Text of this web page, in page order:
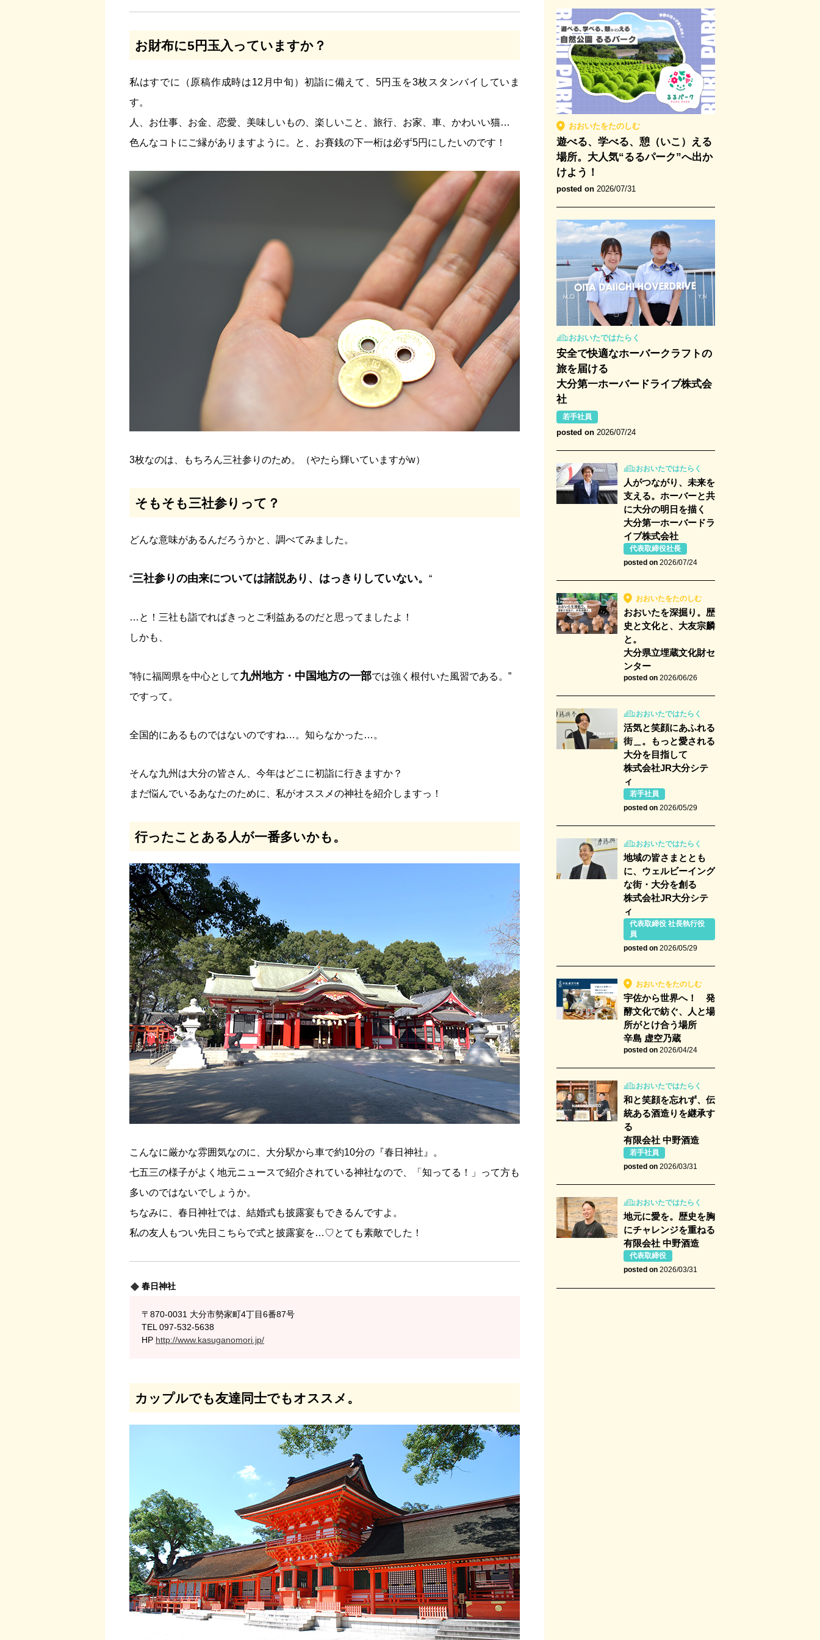
お財布に5円玉入っていますか？
私はすでに（原稿作成時は12月中旬）初詣に備えて、5円玉を3枚スタンバイしていま
す。
人、お仕事、お金、恋愛、美味しいもの、楽しいこと、旅行、お家、車、かわいい猫…
色んなコトにご縁がありますように。と、お賽銭の下一桁は必ず5円にしたいのです！
3枚なのは、もちろん三社参りのため。（やたら輝いていますがw）
そもそも三社参りって？
どんな意味があるんだろうかと、調べてみました。
“三社参りの由来については諸説あり、はっきりしていない。 “
…と！三社も詣でればきっとご利益あるのだと思ってましたよ！
しかも、
”特に福岡県を中心として九州地方・中国地方の一部では強く根付いた風習である。”
ですって。
全国的にあるものではないのですね…。知らなかった…。
そんな九州は大分の皆さん、今年はどこに初詣に行きますか？
まだ悩んでいるあなたのために、私がオススメの神社を紹介しますっ！
行ったことある人が一番多いかも。
こんなに厳かな雰囲気なのに、大分駅から車で約10分の『春日神社』。
七五三の様子がよく地元ニュースで紹介されている神社なので、「知ってる！」って方も
多いのではないでしょうか。
ちなみに、春日神社では、結婚式も披露宴もできるんですよ。
私の友人もつい先日こちらで式と披露宴を…♡とても素敵でした！
春日神社
〒870-0031 大分市勢家町4丁目6番87号
TEL 097-532-5638
HP http://www.kasuganomori.jp/
カップルでも友達同士でもオススメ。
おおいたをたのしむ
遊べる、学べる、憩（いこ）える
場所。大人気“るるパーク”へ出か
けよう！
posted on 2026/07/31
おおいたではたらく
安全で快適なホーバークラフトの
旅を届ける
大分第一ホーバードライブ株式会
社
若手社員
posted on 2026/07/24
おおいたではたらく
人がつながり、未来を
支える。ホーバーと共
に大分の明日を描く
大分第一ホーバードラ
イブ株式会社
代表取締役社長
posted on 2026/07/24
おおいたをたのしむ
おおいたを深掘り。歴
史と文化と、大友宗麟
と。
大分県立埋蔵文化財セ
ンター
posted on 2026/06/26
おおいたではたらく
活気と笑顔にあふれる
街＿。もっと愛される
大分を目指して
株式会社JR大分シテ
ィ
若手社員
posted on 2026/05/29
おおいたではたらく
地域の皆さまととも
に、ウェルビーイング
な街・大分を創る
株式会社JR大分シテ
ィ
代表取締役 社長執行役
員
posted on 2026/05/29
おおいたをたのしむ
宇佐から世界へ！ 発
酵文化で紡ぐ、人と場
所がとけ合う場所
辛島 虚空乃蔵
posted on 2026/04/24
おおいたではたらく
和と笑顔を忘れず、伝
統ある酒造りを継承す
る
有限会社 中野酒造
若手社員
posted on 2026/03/31
おおいたではたらく
地元に愛を。歴史を胸
にチャレンジを重ねる
有限会社 中野酒造
代表取締役
posted on 2026/03/31